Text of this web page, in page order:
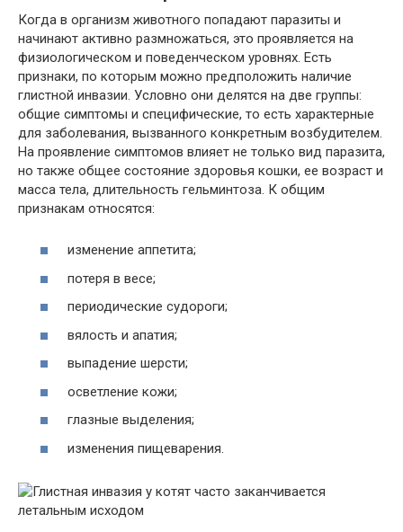
Когда в организм животного попадают паразиты и
начинают активно размножаться, это проявляется на
физиологическом и поведенческом уровнях. Есть
признаки, по которым можно предположить наличие
глистной инвазии. Условно они делятся на две группы:
общие симптомы и специфические, то есть характерные
для заболевания, вызванного конкретным возбудителем.
На проявление симптомов влияет не только вид паразита,
но также общее состояние здоровья кошки, ее возраст и
масса тела, длительность гельминтоза. К общим
признакам относятся:
изменение аппетита;
потеря в весе;
периодические судороги;
вялость и апатия;
выпадение шерсти;
осветление кожи;
глазные выделения;
изменения пищеварения.